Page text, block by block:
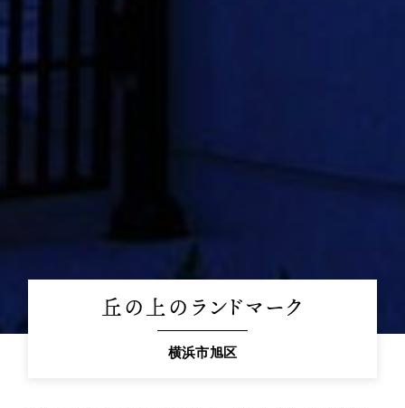
丘の上のランドマーク
横浜市旭区